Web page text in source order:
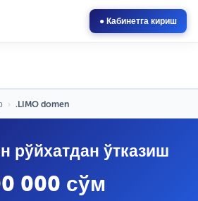
● Кабинетга кириш
› .LIMO domen
рўйхатдан ўтказиш
000 сўм